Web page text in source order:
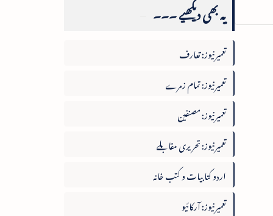
یہ بھی دیکھیے ۔۔۔
تعمیرنیوز: تعارف
تعمیرنیوز: تمام زمرے
تعمیرنیوز: مصنفین
تعمیرنیوز: تحریری مقابلے
اردو کتابیات و کتب خانہ
تعمیرنیوز: آرکائیو